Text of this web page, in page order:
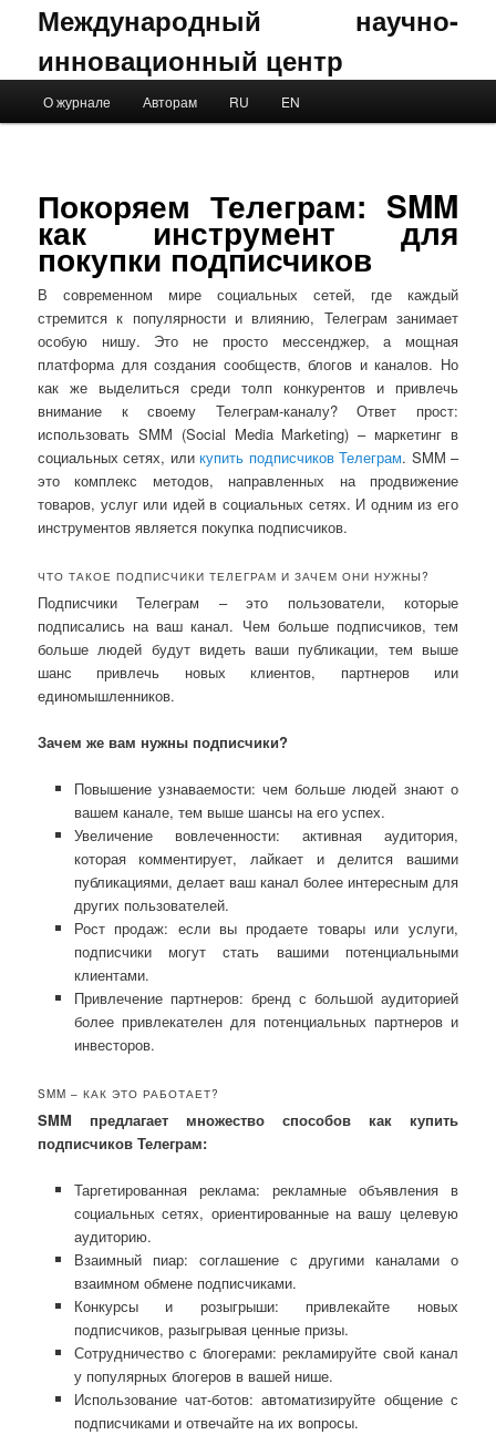
Международный научно-
инновационный центр
Skip to primary content
Skip to secondary content
О журнале Авторам RU EN
Покоряем Телеграм: SMM
как инструмент для
покупки подписчиков
В современном мире социальных сетей, где каждый
стремится к популярности и влиянию, Телеграм занимает
особую нишу. Это не просто мессенджер, а мощная
платформа для создания сообществ, блогов и каналов. Но
как же выделиться среди толп конкурентов и привлечь
внимание к своему Телеграм-каналу? Ответ прост:
использовать SMM (Social Media Marketing) – маркетинг в
социальных сетях, иликупить подписчиков Телеграм. SMM –
это комплекс методов, направленных на продвижение
товаров, услуг или идей в социальных сетях. И одним из его
инструментов является покупка подписчиков.
ЧТО ТАКОЕ ПОДПИСЧИКИ ТЕЛЕГРАМ И ЗАЧЕМ ОНИ НУЖНЫ?
Подписчики Телеграм – это пользователи, которые
подписались на ваш канал. Чем больше подписчиков, тем
больше людей будут видеть ваши публикации, тем выше
шанс привлечь новых клиентов, партнеров или
единомышленников.
Зачем же вам нужны подписчики?
Повышение узнаваемости: чем больше людей знают о
вашем канале, тем выше шансы на его успех.
Увеличение вовлеченности: активная аудитория,
которая комментирует, лайкает и делится вашими
публикациями, делает ваш канал более интересным для
других пользователей.
Рост продаж: если вы продаете товары или услуги,
подписчики могут стать вашими потенциальными
клиентами.
Привлечение партнеров: бренд с большой аудиторией
более привлекателен для потенциальных партнеров и
инвесторов.
SMM – КАК ЭТО РАБОТАЕТ?
SMM предлагает множество способов как купить
подписчиков Телеграм:
Таргетированная реклама: рекламные объявления в
социальных сетях, ориентированные на вашу целевую
аудиторию.
Взаимный пиар: соглашение с другими каналами о
взаимном обмене подписчиками.
Конкурсы и розыгрыши: привлекайте новых
подписчиков, разыгрывая ценные призы.
Сотрудничество с блогерами: рекламируйте свой канал
у популярных блогеров в вашей нише.
Использование чат-ботов: автоматизируйте общение с
подписчиками и отвечайте на их вопросы.